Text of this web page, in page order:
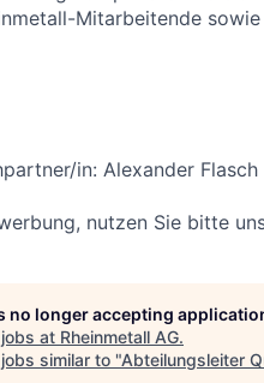
Mitarbeitende
in: Alexander Flasch
nutzen Sie bitte
no longer accepting
at Rheinmetall AG.
similar to "Abteilungsleiter